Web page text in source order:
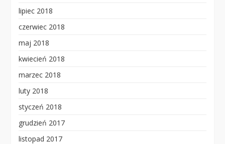
lipiec 2018
czerwiec 2018
maj 2018
kwiecień 2018
marzec 2018
luty 2018
styczeń 2018
grudzień 2017
listopad 2017